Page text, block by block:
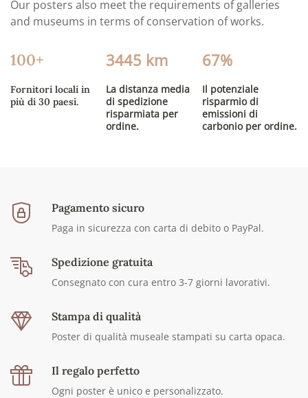
Our posters also meet the requirements of galleries
and museums in terms of conservation of works.
100+
Fornitori locali in
più di 30 paesi.
3445 km
La distanza media
di spedizione
risparmiata per
ordine.
67%
Il potenziale
risparmio di
emissioni di
carbonio per ordine.
Pagamento sicuro
Paga in sicurezza con carta di debito o PayPal.
Spedizione gratuita
Consegnato con cura entro 3-7 giorni lavorativi.
Stampa di qualità
Poster di qualità museale stampati su carta opaca.
Il regalo perfetto
Ogni poster è unico e personalizzato.